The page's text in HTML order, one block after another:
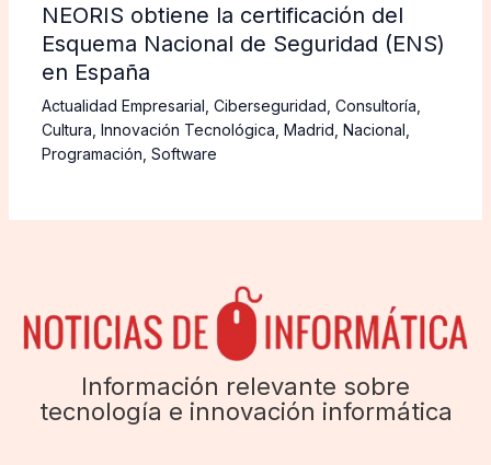
NEORIS obtiene la certificación del
Esquema Nacional de Seguridad (ENS)
en España
Actualidad Empresarial Ciberseguridad Consultoría
Cultura Innovación Tecnológica Madrid Nacional
Programación Software
Información relevante sobre
tecnología e innovación informática